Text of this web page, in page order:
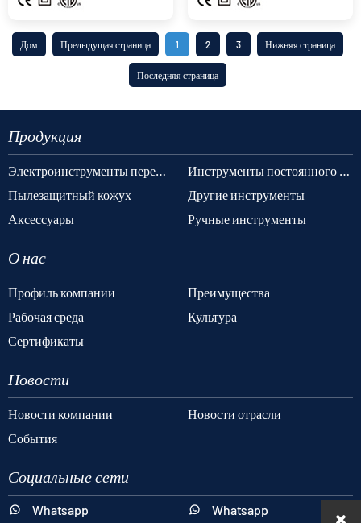
Дом Предыдущая страница 1 2 3 Нижняя страница
Последняя страница
Продукция
Электроинструменты переменного тока
Инструменты постоянного тока
Пылезащитный кожух
Другие инструменты
Аксессуары
Ручные инструменты
О нас
Профиль компании
Преимущества
Рабочая среда
Культура
Сертификаты
Новости
Новости компании
Новости отрасли
События
Социальные сети
 Whatsapp  Whatsapp